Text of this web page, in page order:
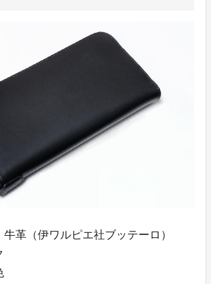
革（伊ワルピエ社ブッテーロ）